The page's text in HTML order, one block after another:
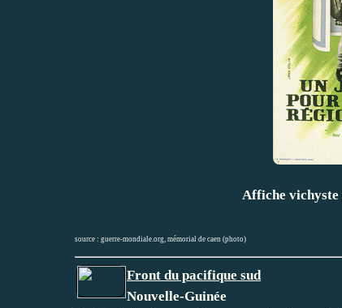
Affiche vichyste
source : guerre-mondiale.org mémorial de caen (photo)
Front du pacifique sud
Nouvelle-Guinée